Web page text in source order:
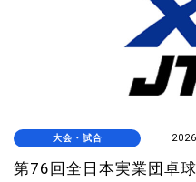
大会・試合
第76回全日本実業団卓